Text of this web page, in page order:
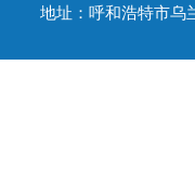
地址：呼和浩特市